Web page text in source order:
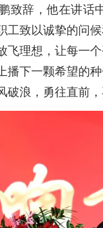
致辞，他在讲话
工致以诚挚的问
飞理想，让每一
播下一颗希望的
浪，勇往直前